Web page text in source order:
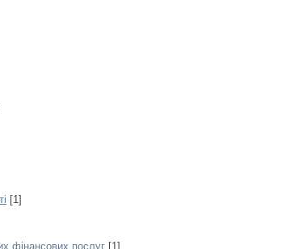
[1]
фінансових послуг [1]